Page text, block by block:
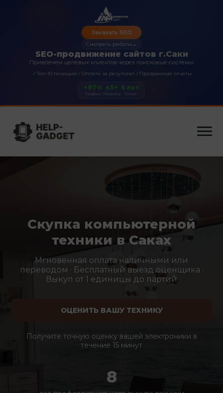
SEO-продвижение сайтов г.Саки
Привлечем целевых клиентов через поисковые системы
✓Топ-10 позиций ✓Оплата за результат✓ Прозрачные отчеты
Заказать SEO
Смотреть работы →
+87%
Трафик
45+
Проекты
5 лет
Опыт
Скупка компьютерной
техники в Саках
Мгновенная оплата наличными или
переводом · Бесплатный выезд оценщика ·
Выкуп от 1 единицы до партий
ОЦЕНИТЬ ВАШУ ТЕХНИКУ
Получите точную оценку вашей электроники в
течение 15 минут
8